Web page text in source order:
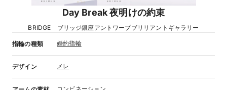
Day Break 夜明けの約束
BRIDGE ブリッジ銀座アントワープブリリアントギャラリー
指輪の種類 婚約指輪
デザイン メレ